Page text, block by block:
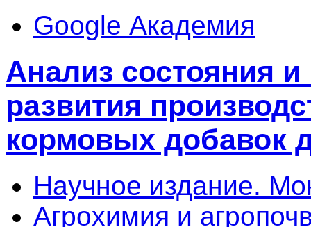
Google Академия
Анализ состояния
развития
кормовых добавок
Научное издание.
Агрохимия и